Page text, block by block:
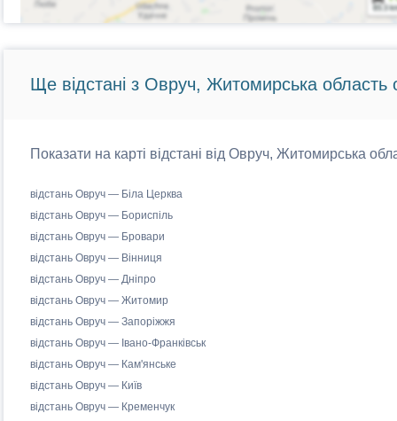
Ще відстані з Овруч, Житомирська область
Показати на карті відстані від Овруч, Житомирська
відстань Овруч — Біла Церква
відстань Овруч — Бориспіль
відстань Овруч — Бровари
відстань Овруч — Вінниця
відстань Овруч — Дніпро
відстань Овруч — Житомир
відстань Овруч — Запоріжжя
відстань Овруч — Івано-Франківськ
відстань Овруч — Кам'янське
відстань Овруч — Київ
відстань Овруч — Кременчук